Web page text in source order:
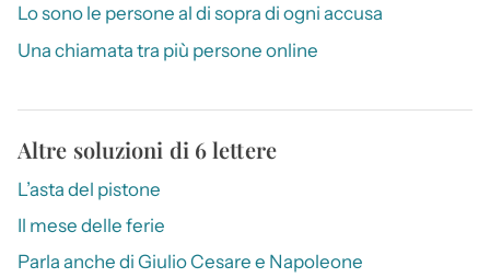
Lo sono le persone al di sopra di ogni accusa
Una chiamata tra più persone online
Altre soluzioni di 6 lettere
L’asta del pistone
Il mese delle ferie
Parla anche di Giulio Cesare e Napoleone